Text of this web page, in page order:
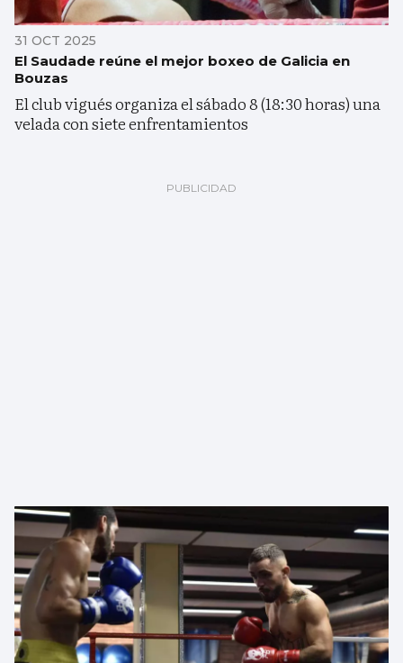
31 OCT 2025
El Saudade reúne el mejor boxeo de Galicia en
Bouzas
El club vigués organiza el sábado 8 (18:30 horas) una
velada con siete enfrentamientos